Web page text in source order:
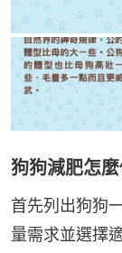
狗狗減肥怎
首先列出狗狗
量需求並選擇